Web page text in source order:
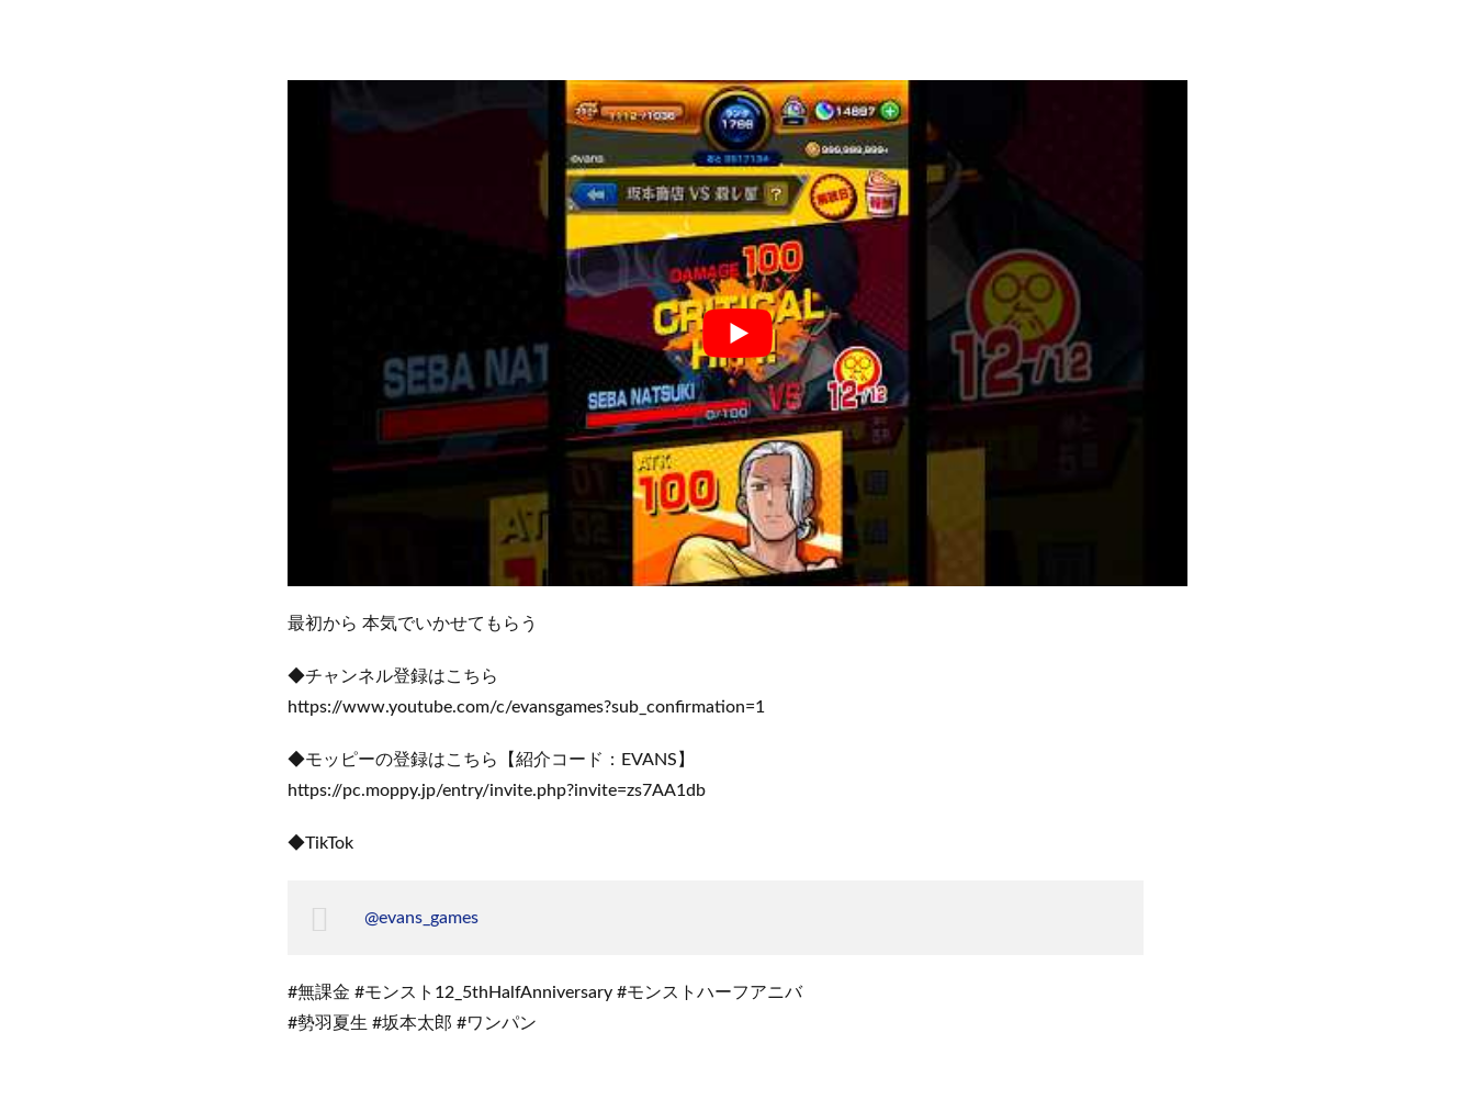
最初から 本気でいかせてもらう
◆チャンネル登録はこちら
https://www.youtube.com/c/evansgames?sub_confirmation=1
◆モッピーの登録はこちら【紹介コード：EVANS】
https://pc.moppy.jp/entry/invite.php?invite=zs7AA1db
◆TikTok
@evans_games
#無課金 #モンスト12_5thHalfAnniversary #モンストハーフアニバ
#勢羽夏生 #坂本太郎 #ワンパン